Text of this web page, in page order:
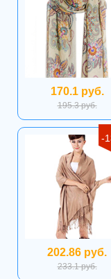
170.1 руб.
195.3 руб.
-
202.86 руб.
233.1 руб.